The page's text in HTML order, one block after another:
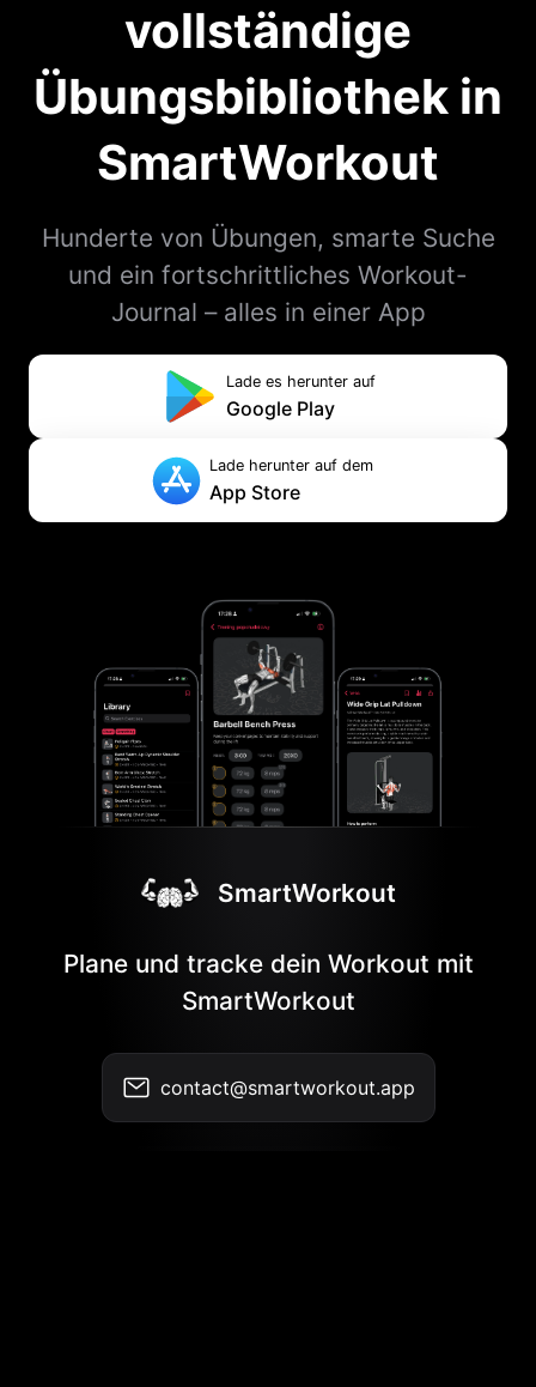
vollständige
Übungsbibliothek in
SmartWorkout
Hunderte von Übungen, smarte Suche
und ein fortschrittliches Workout-
Journal – alles in einer App
Lade es herunter auf
Google Play
Lade herunter auf dem
App Store
SmartWorkout
Plane und tracke dein Workout mit
SmartWorkout
contact@smartworkout.app